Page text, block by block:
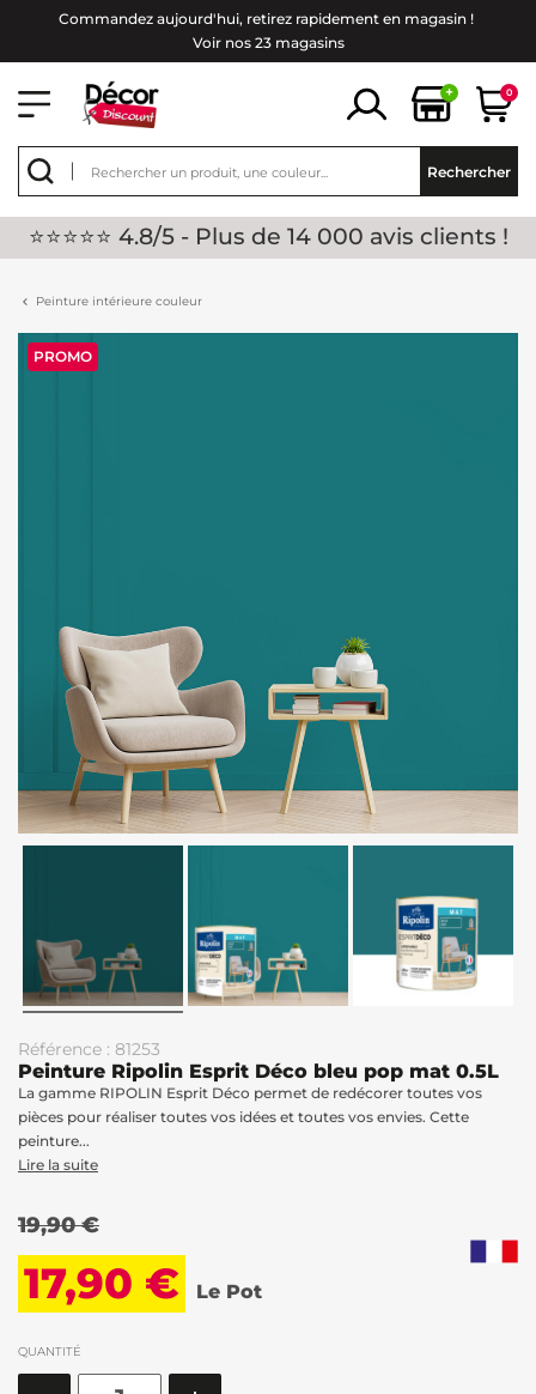
Commandez aujourd'hui, retirez rapidement en magasin !
Voir nos 23 magasins
+ 0
Rechercher
⭐⭐⭐⭐⭐ 4.8/5 - Plus de 14 000 avis clients !
Peinture intérieure couleur
PROMO
Référence : 81253
Peinture Ripolin Esprit Déco bleu pop mat 0.5L
La gamme RIPOLIN Esprit Déco permet de redécorer toutes vos
pièces pour réaliser toutes vos idées et toutes vos envies. Cette
peinture...
Lire la suite
19,90 €
17,90 € Le Pot
QUANTITÉ